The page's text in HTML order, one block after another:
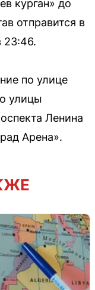
курган» до
отправится в
23:46.
по улице
улицы
Ленина
Арена».